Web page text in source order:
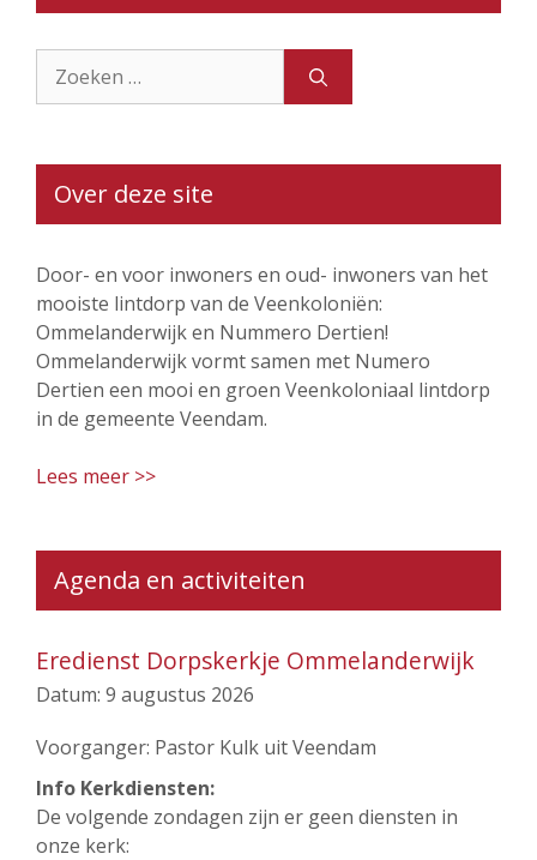
naar:
Over deze site
Door- en voor inwoners en oud- inwoners van het
mooiste lintdorp van de Veenkoloniën:
Ommelanderwijk en Nummero Dertien!
Ommelanderwijk vormt samen met Numero
Dertien een mooi en groen Veenkoloniaal lintdorp
in de gemeente Veendam.
Lees meer >>
Agenda en activiteiten
Eredienst Dorpskerkje Ommelanderwijk
Datum: 9 augustus 2026
Voorganger: Pastor Kulk uit Veendam
Info Kerkdiensten:
De volgende zondagen zijn er geen diensten in
onze kerk: